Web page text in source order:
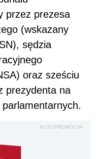
przez prezesa
(wskazany
sędzia
oraz sześciu
prezydenta na
AUTOPROMOCJA